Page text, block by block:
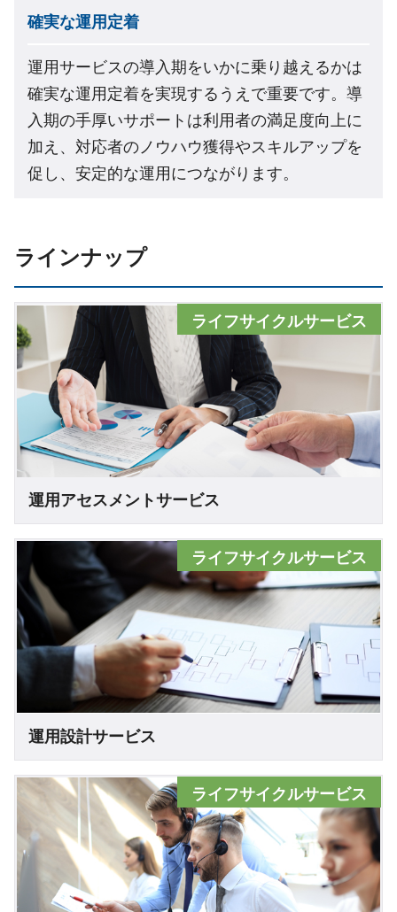
確実な運用定着
運用サービスの導入期をいかに乗り越えるかは
確実な運用定着を実現するうえで重要です。導
入期の手厚いサポートは利用者の満足度向上に
加え、対応者のノウハウ獲得やスキルアップを
促し、安定的な運用につながります。
ラインナップ
ライフサイクルサービス
運用アセスメントサービス
ライフサイクルサービス
運用設計サービス
ライフサイクルサービス